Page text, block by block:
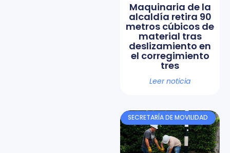
Maquinaria de la
alcaldía retira 90
metros cúbicos de
material tras
deslizamiento en
el corregimiento
tres
Leer noticia
SECRETARÍA DE MOVILIDAD